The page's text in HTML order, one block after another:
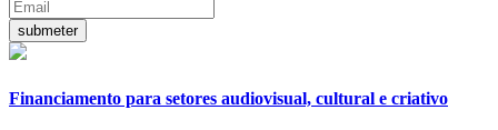
Financiamento para setores audiovisual, cultural e criativo